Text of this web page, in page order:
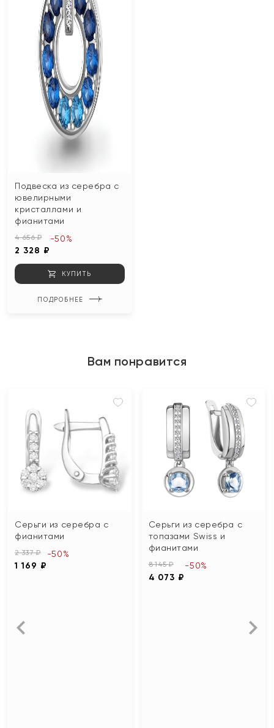
Подвеска из серебра с
ювелирными
кристаллами и
фианитами
4 656 ₽
2 328 ₽
-50%
КУПИТЬ
ПОДРОБНЕЕ
Вам понравится
Серьги из серебра с
фианитами
2 337 ₽
1 169 ₽
-50%
Серьги из серебра с
топазами Swiss и
фианитами
8 145 ₽
4 073 ₽
-50%